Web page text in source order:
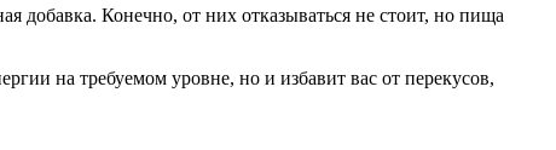
добавка. Конечно, от них отказываться не стоит, но пища
на требуемом уровне, но и избавит вас от перекусов,